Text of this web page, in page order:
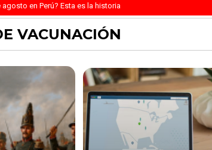
en Perú? Esta es la historia
VACUNACIÓN